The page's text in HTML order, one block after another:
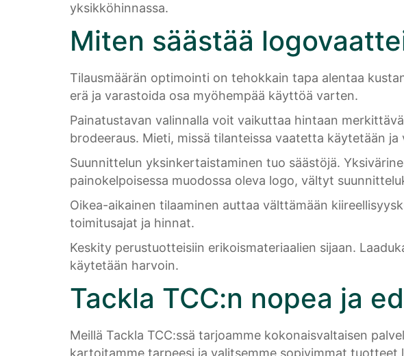
yksikköhinnassa.
Miten säästää
Tilausmäärän optimointi on tehokkain tapa alentaa
erä ja varastoida osa myöhempää käyttöä varten.
Painatustavan valinnalla voit vaikuttaa hintaan
brodeeraus. Mieti, missä tilanteissa vaatetta käytetään
Suunnittelun yksinkertaistaminen tuo säästöjä.
painokelpoisessa muodossa oleva logo, vältyt
Oikea-aikainen tilaaminen auttaa välttämään
toimitusajat ja hinnat.
Keskity perustuotteisiin erikoismateriaalien sijaan.
käytetään harvoin.
Tackla TCC:n nopea ja
Meillä Tackla TCC:ssä tarjoamme kokonaisvaltaisen